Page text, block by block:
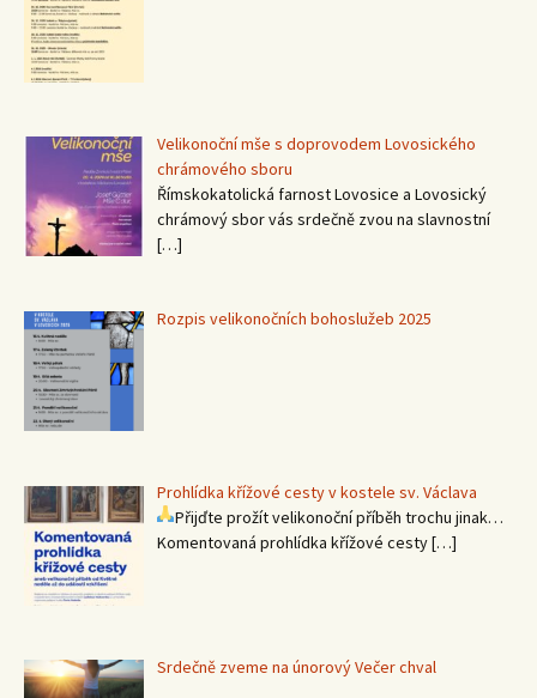
Velikonoční mše s doprovodem Lovosického
chrámového sboru
Římskokatolická farnost Lovosice a Lovosický
chrámový sbor vás srdečně zvou na slavnostní
[…]
Rozpis velikonočních bohoslužeb 2025
Prohlídka křížové cesty v kostele sv. Václava
Přijďte prožít velikonoční příběh trochu jinak…
Komentovaná prohlídka křížové cesty[…]
Srdečně zveme na únorový Večer chval